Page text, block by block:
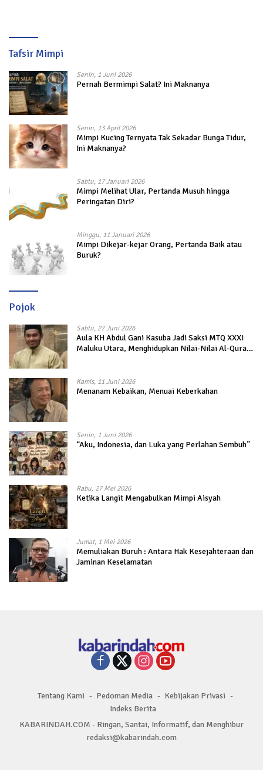
Tafsir Mimpi
Senin, 1 Juni 2026
Pernah Bermimpi Salat? Ini Maknanya
Senin, 13 April 2026
Mimpi Kucing Ternyata Tak Sekadar Bunga Tidur,
Ini Maknanya?
Sabtu, 17 Januari 2026
Mimpi Melihat Ular, Pertanda Musuh hingga
Peringatan Diri?
Minggu, 11 Januari 2026
Mimpi Dikejar-kejar Orang, Pertanda Baik atau
Buruk?
Pojok
Sabtu, 27 Juni 2026
Aula KH Abdul Gani Kasuba Jadi Saksi MTQ XXXI
Maluku Utara, Menghidupkan Nilai-Nilai Al-Quran
Kamis, 11 Juni 2026
Menanam Kebaikan, Menuai Keberkahan
Senin, 1 Juni 2026
“Aku, Indonesia, dan Luka yang Perlahan Sembuh”
Rabu, 27 Mei 2026
Ketika Langit Mengabulkan Mimpi Aisyah
Jumat, 1 Mei 2026
Memuliakan Buruh : Antara Hak Kesejahteraan dan
Jaminan Keselamatan
Tentang Kami Pedoman Media
Kebijakan Privasi
Indeks Berita
KABARINDAH.COM - Ringan, Santai, Informatif, dan Menghibur
redaksi@kabarindah.com